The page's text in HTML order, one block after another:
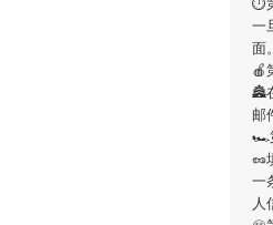
一
面。
🍎
🏯
邮
🏎
🥜
一
人